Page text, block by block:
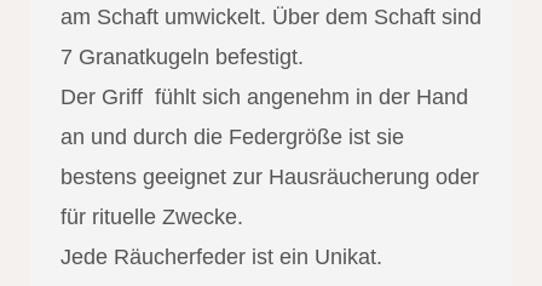
am Schaft umwickelt. Über dem Schaft sind
7 Granatkugeln befestigt.
Der Griff fühlt sich angenehm in der Hand
an und durch die Federgröße ist sie
bestens geeignet zur Hausräucherung oder
für rituelle Zwecke.
Jede Räucherfeder ist ein Unikat.